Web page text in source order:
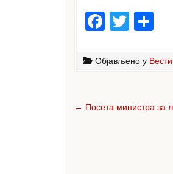
F
c
T
it ar
Објављено у Вести
чланка
← Посета министра за